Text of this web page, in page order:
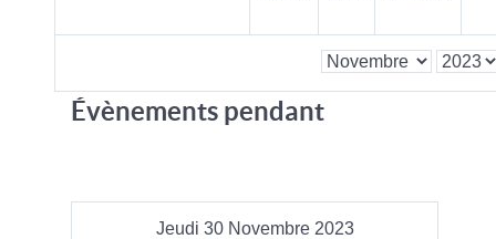
Évènements pendant
Jeudi 30 Novembre 2023